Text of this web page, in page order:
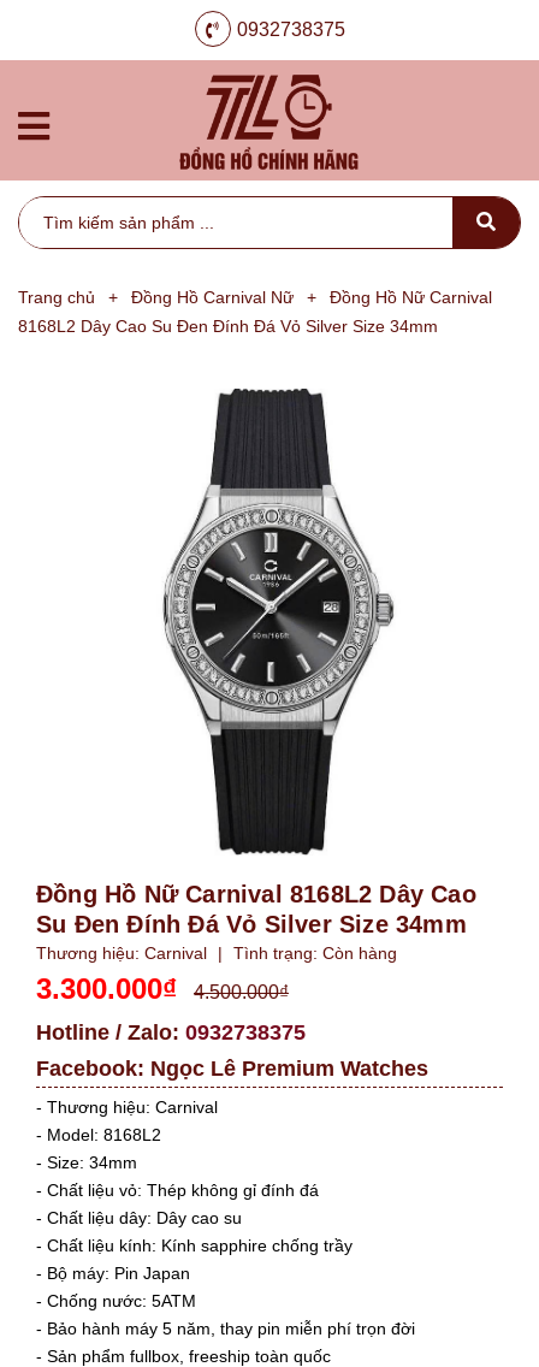
0932738375
Trang chủ + Đồng Hồ Carnival Nữ +
Đồng Hồ Nữ Carnival
8168L2 Dây Cao Su Đen Đính Đá Vỏ Silver Size 34mm
Đồng Hồ Nữ Carnival 8168L2 Dây Cao
Su Đen Đính Đá Vỏ Silver Size 34mm
Thương hiệu: Carnival | Tình trạng: Còn hàng
3.300.000₫ 4.500.000₫
Hotline / Zalo: 0932738375
Facebook: Ngọc Lê Premium Watches
- Thương hiệu: Carnival
- Model: 8168L2
- Size: 34mm
- Chất liệu vỏ: Thép không gỉ đính đá
- Chất liệu dây: Dây cao su
- Chất liệu kính: Kính sapphire chống trầy
- Bộ máy: Pin Japan
- Chống nước: 5ATM
- Bảo hành máy 5 năm, thay pin miễn phí trọn đời
- Sản phẩm fullbox, freeship toàn quốc